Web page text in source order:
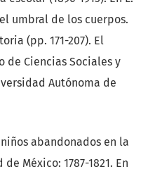
umbral de los cuerpos.
(pp. 171-207). El
de Ciencias Sociales y
Autónoma de
niños abandonados en la
México: 1787-1821. En